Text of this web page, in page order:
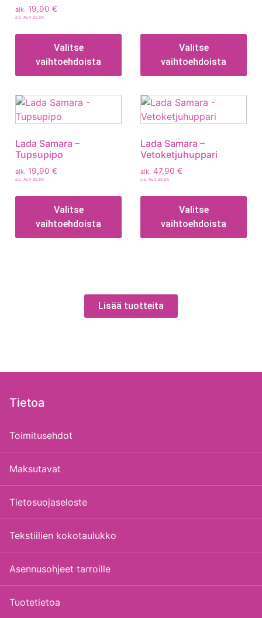
alk. 19,90 €
sis. ALV 25,5%
Valitse
vaihtoehdoista
Valitse
vaihtoehdoista
Lada Samara –
Tupsupipo
alk. 19,90 €
sis. ALV 25,5%
Valitse
vaihtoehdoista
Lada Samara –
Vetoketjuhuppari
alk. 47,90 €
sis. ALV 25,5%
Valitse
vaihtoehdoista
Lisää tuotteita
Tietoa
Toimitusehdot
Maksutavat
Tietosuojaseloste
Tekstiilien kokotaulukko
Asennusohjeet tarroille
Tuotetietoa